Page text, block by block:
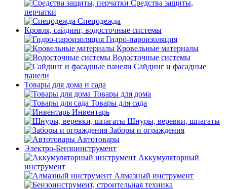
Средства защиты,
перчатки
Спецодежда
Кровля, сайдинг, водосточные системы
Гидро-пароизоляция
Кровельные материалы
Водосточные системы
Сайдинг и фасадные
панели
Товары для дома и сада
Товары для дома
Товары для сада
Инвентарь
Шнуры, веревки, шпагаты
Заборы и ограждения
Автотовары
Электро-Бензоинструмент
Аккумуляторный
инструмент
Алмазный инструмент